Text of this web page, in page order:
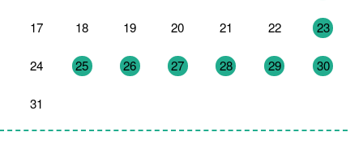
17 18 19 20 21 22 23
24 25 26 27 28 29 30
31